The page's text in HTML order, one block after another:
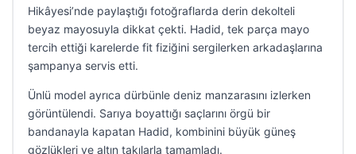
Hikâyesi’nde paylaştığı fotoğraflarda derin dekolteli
beyaz mayosuyla dikkat çekti. Hadid, tek parça mayo
tercih ettiği karelerde fit fiziğini sergilerken arkadaşlarına
şampanya servis etti.
Ünlü model ayrıca dürbünle deniz manzarasını izlerken
görüntülendi. Sarıya boyattığı saçlarını örgü bir
bandanayla kapatan Hadid, kombinini büyük güneş
gözlükleri ve altın takılarla tamamladı.